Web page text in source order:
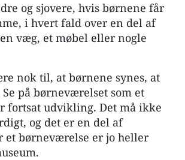
og sjovere, hvis børnene får
i hvert fald over en del af
væg, et møbel eller nogle
nok til, at børnene synes, at
på børneværelset som et
fortsat udvikling. Det må ikke
og det er en del af
et børneværelse er jo heller